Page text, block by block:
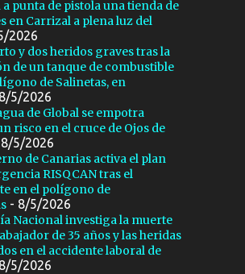
punta de pistola una tienda de
en Carrizal a plena luz del
2026
y dos heridos graves tras la
de un tanque de combustible
de Salinetas, en
5/2026
de Global se empotra
risco en el cruce de Ojos de
5/2026
de Canarias activa el plan
RISQCAN tras el
en el polígono de
- 8/5/2026
Nacional investiga la muerte
de 35 años y las heridas
en el accidente laboral de
5/2026